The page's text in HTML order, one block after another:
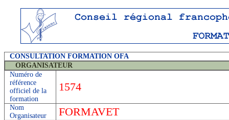
CONSULTATION FORMATION OFA
ORGANISATEUR
Numéro de
référence
officiel de la
formation
1574
Nom
Organisateur
FORMAVET